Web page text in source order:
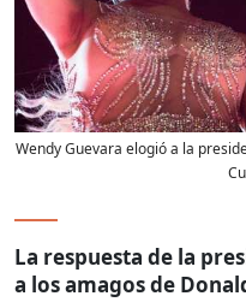
Wendy Guevara elogió a la
La respuesta de la
a los amagos de